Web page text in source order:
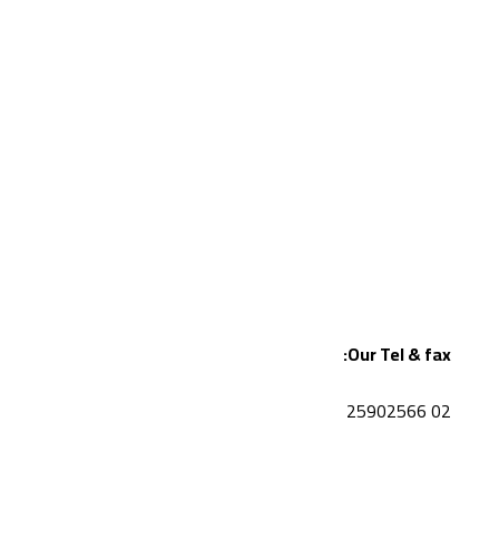
Our Tel & fax:
02 25902566